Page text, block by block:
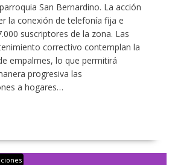
San Bernardino. La acción
la conexión de telefonía fija e
suscriptores de la zona. Las
correctivo contemplan la
empalmes, lo que permitirá
progresiva las
a hogares…